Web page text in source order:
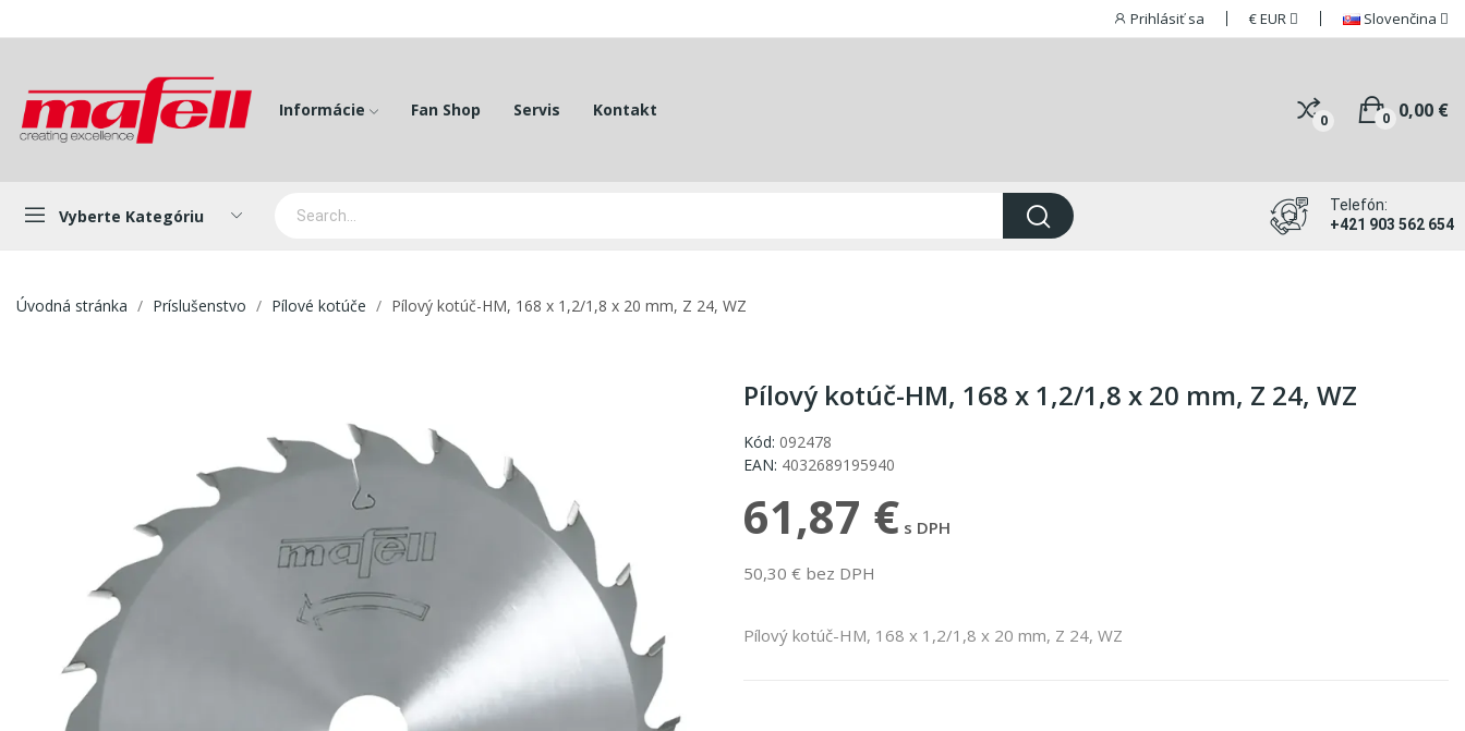
Prihlásiť sa €EUR Slovenčina
Informácie Fan Shop Servis Kontakt
0 0,00 €
0
Vyberte Kategóriu
Telefón:
+421 903 562 654
Úvodná stránka Príslušenstvo Pílové kotúče Pílový kotúč-HM, 168 x 1,2/1,8 x 20 mm, Z 24, WZ
Pílový kotúč-HM, 168 x 1,2/1,8 x 20 mm, Z 24, WZ
Kód: 092478
EAN: 4032689195940
61,87 € s DPH
50,30 € bez DPH
Pílový kotúč-HM, 168 x 1,2/1,8 x 20 mm, Z 24, WZ